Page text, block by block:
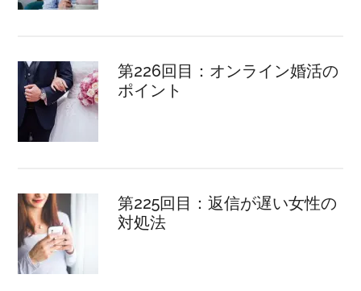
第226回目：オンライン婚活の
ポイント
第225回目：返信が遅い女性の
対処法